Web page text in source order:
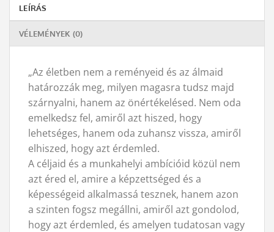
LEÍRÁS
VÉLEMÉNYEK (0)
„Az életben nem a reményeid és az álmaid
határozzák meg, milyen magasra tudsz majd
szárnyalni, hanem az önértékelésed. Nem oda
emelkedsz fel, amiről azt hiszed, hogy
lehetséges, hanem oda zuhansz vissza, amiről
elhiszed, hogy azt érdemled.
A céljaid és a munkahelyi ambícióid közül nem
azt éred el, amire a képzettséged és a
képességeid alkalmassá tesznek, hanem azon
a szinten fogsz megállni, amiről azt gondolod,
hogy azt érdemled, és amelyen tudatosan vagy